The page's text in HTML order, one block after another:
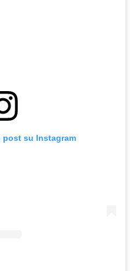
post su Instagram